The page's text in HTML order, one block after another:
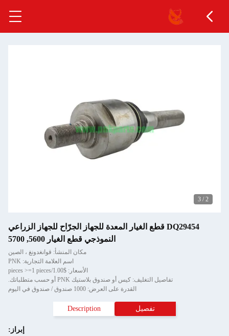
3
/
3
DQ29454 قطع الغيار المعدة للجهاز الجرّاح للجهاز الزراعي
النموذجي قطع الغيار 5600, 5700
مكان المنشأ: قوانغدونغ ، الصين
اسم العلامة التجارية: PNK
الأسعار: $1.00/pieces >=1 pieces
تفاصيل التغليف: كيس أو صندوق بلاستيك PNK أو حسب متطلباتك.
القدرة على العرض: 1000 صندوق / صندوق في اليوم
تفصيل Description
إبراز: